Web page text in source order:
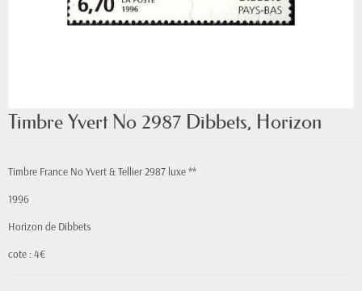
Timbre Yvert No 2987 Dibbets, Horizon
Timbre France No Yvert & Tellier 2987 luxe **
1996
Horizon de Dibbets
cote : 4€